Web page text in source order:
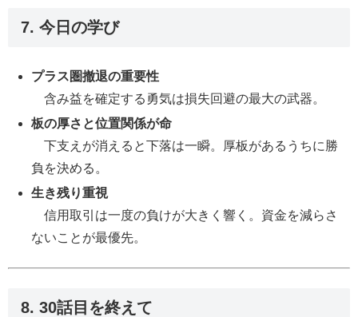
7. 今日の学び
プラス圏撤退の重要性
含み益を確定する勇気は損失回避の最大の武器。
板の厚さと位置関係が命
下支えが消えると下落は一瞬。厚板があるうちに勝
負を決める。
生き残り重視
信用取引は一度の負けが大きく響く。資金を減らさ
ないことが最優先。
8. 30話目を終えて